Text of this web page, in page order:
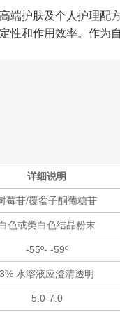
端护肤及个人护理配
性和作用效率。作为
详细说明
莓苷/覆盆子酮葡糖苷
色或类白色结晶粉末
-55º- -59º
3% 水溶液应澄清透明
5.0-7.0